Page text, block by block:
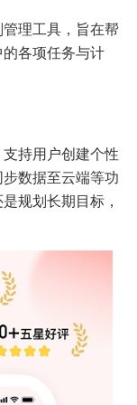
理工具，旨在帮
各项任务与计
持用户创建个性
数据至云端等功
规划长期目标，